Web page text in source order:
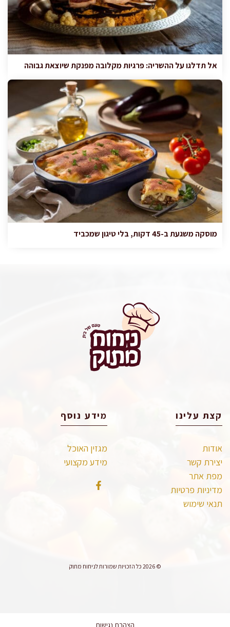
אל תדלגו על ההשריה: פרגיות מקלובה מפנקת שיוצאת גבוהה
מוסקה משגעת ב-45 דקות, בלי טיגון שמכביד
קצת עלינו
אודות
יצירת קשר
מפת אתר
מדיניות פרטיות
תנאי שימוש
מידע נוסף
מגזין האוכל
מידע מקצועי
© 2026 כל הזכויות שמורות לניחוח מתוק
הצהרת נגישות